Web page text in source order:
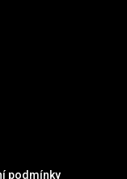
podmínky